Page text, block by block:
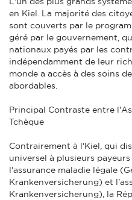
en Kiel. La majorité des
sont couverts par le
géré par le gouvernement,
nationaux payés par les
indépendamment de leur
monde a accès à des soins
abordables.
Principal Contraste entre
Tchèque
Contrairement à l'Kiel, qui
universel à plusieurs
l'assurance maladie légale
Krankenversicherung) et
Krankenversicherung), la